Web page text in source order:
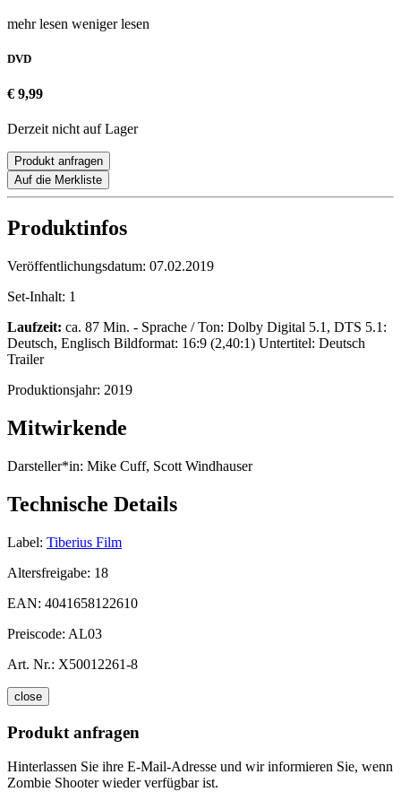
mehr lesen weniger lesen
DVD
€ 9,99
Derzeit nicht auf Lager
Produkt anfragen
Auf die Merkliste
Produktinfos
Veröffentlichungsdatum: 07.02.2019
Set-Inhalt: 1
Laufzeit: ca. 87 Min. - Sprache / Ton: Dolby Digital 5.1, DTS 5.1:
Deutsch, Englisch Bildformat: 16:9 (2,40:1) Untertitel: Deutsch
Trailer
Produktionsjahr: 2019
Mitwirkende
Darsteller*in: Mike Cuff, Scott Windhauser
Technische Details
Label: Tiberius Film
Altersfreigabe: 18
EAN: 4041658122610
Preiscode: AL03
Art. Nr.: X50012261-8
close
Produkt anfragen
Hinterlassen Sie ihre E-Mail-Adresse und wir informieren Sie, wenn
Zombie Shooter wieder verfügbar ist.